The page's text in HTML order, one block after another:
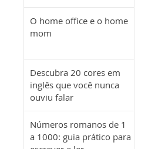
O home office e o home
mom
Descubra 20 cores em
inglês que você nunca
ouviu falar
Números romanos de 1
a 1000: guia prático para